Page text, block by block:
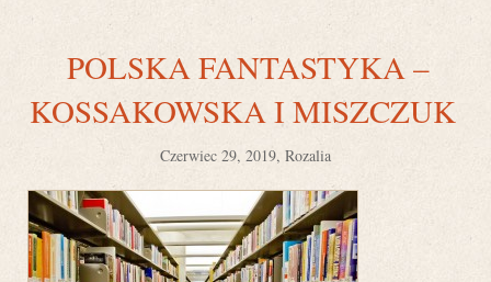
POLSKA FANTASTYKA –
KOSSAKOWSKA I MISZCZUK
Czerwiec 29, 2019, Rozalia